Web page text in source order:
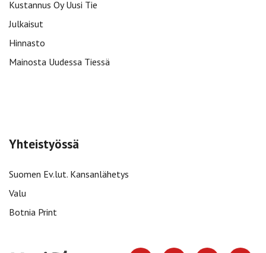
Kustannus Oy Uusi Tie
Julkaisut
Hinnasto
Mainosta Uudessa Tiessä
Yhteistyössä
Suomen Ev.lut. Kansanlähetys
Valu
Botnia Print